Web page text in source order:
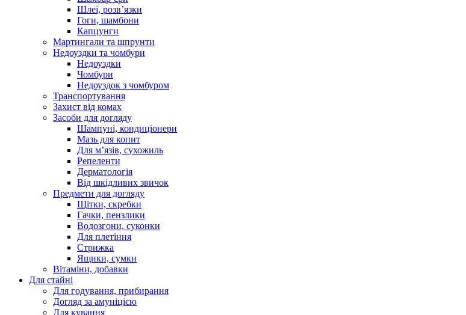
Шлеї, розв’язки
Гоги, шамбони
Капцунги
Мартингали та шпрунти
Недоуздки та чомбури
Недоуздки
Чомбури
Недоуздок з чомбуром
Транспортування
Захист від комах
Засоби для догляду
Шампуні, кондиціонери
Мазь для копит
Для м’язів, сухожиль
Репеленти
Дерматологія
Від шкідливих звичок
Предмети для догляду
Щітки, скребки
Гачки, пензлики
Водозгони, суконки
Для плетіння
Стрижка
Ящики, сумки
Вітаміни, добавки
Для стайні
Для годування, прибирання
Догляд за амуніцією
Для кування